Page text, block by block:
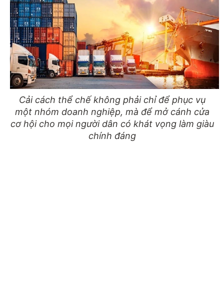
Cải cách thể chế không phải chỉ để phục vụ
một nhóm doanh nghiệp, mà để mở cánh cửa
cơ hội cho mọi người dân có khát vọng làm giàu
chính đáng